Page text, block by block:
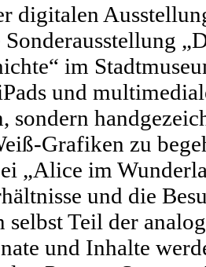
digitalen
im
und
sondern
Grafiken zu
„Alice im
und die
selbst Teil der
und Inhalte